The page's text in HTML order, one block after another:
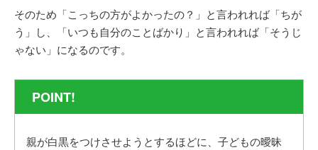
そのため「こっちの方がよかったの？」と言われれば「ちが
う」し、「いつも自分のことばかり」と言われれば「そうじ
ゃない」になるのです。
POINT!
親が白黒をつけさせようとするほどに、子どもの曖昧